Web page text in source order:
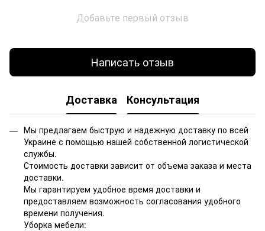
Добавьте первый отзыв
Написать отзыв
Доставка Консультация
Мы предлагаем быструю и надежную доставку по всей
Украине с помощью нашей собственной логистической
службы.
Стоимость доставки зависит от объема заказа и места
доставки.
Мы гарантируем удобное время доставки и
предоставляем возможность согласования удобного
времени получения.
Уборка мебели: